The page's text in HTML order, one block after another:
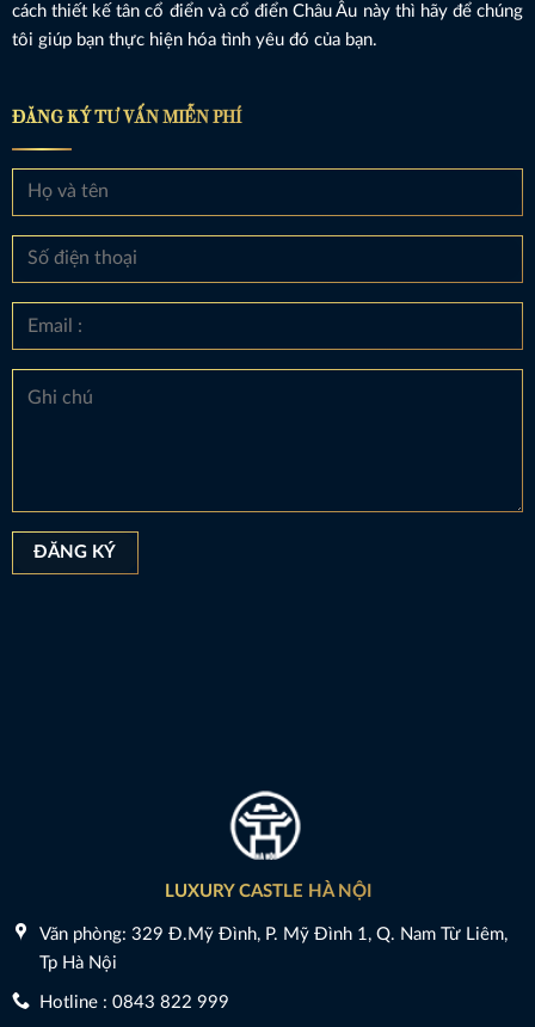
cách thiết kế tân cổ điển và cổ điển Châu Âu này thì hãy để chúng
tôi giúp bạn thực hiện hóa tình yêu đó của bạn.
ĐĂNG KÝ TƯ VẤN MIỄN PHÍ
LUXURY CASTLE HÀ NỘI
Văn phòng: 329 Đ.Mỹ Đình, P. Mỹ Đình 1, Q. Nam Từ Liêm,
Tp Hà Nội
Hotline : 0843 822 999